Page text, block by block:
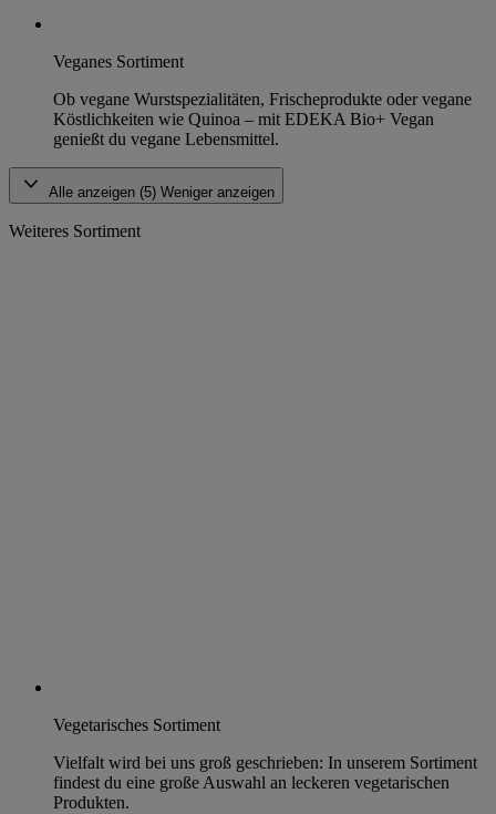
Veganes Sortiment
Ob vegane Wurstspezialitäten, Frischeprodukte oder vegane
Köstlichkeiten wie Quinoa – mit EDEKA Bio+ Vegan
genießt du vegane Lebensmittel.
Alle anzeigen (5) Weniger anzeigen
Weiteres Sortiment
Vegetarisches Sortiment
Vielfalt wird bei uns groß geschrieben: In unserem Sortiment
findest du eine große Auswahl an leckeren vegetarischen
Produkten.